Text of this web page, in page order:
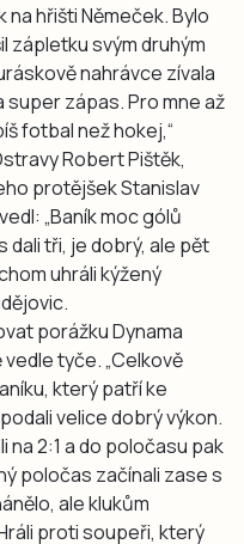
na hřišti Němeček. Bylo
zápletku svým druhým
nahrávce zívala
super zápas. Pro mne až
fotbal než hokej,“
Robert Pištěk,
protějšek Stanislav
„Baník moc gólů
dali tři, je dobrý, ale pět
uhráli kýžený
porážku Dynama
tyče. „Celkově
který patří ke
velice dobrý výkon.
na 2:1 a do poločasu pak
poločas začínali zase s
ale klukům
proti soupeři, který